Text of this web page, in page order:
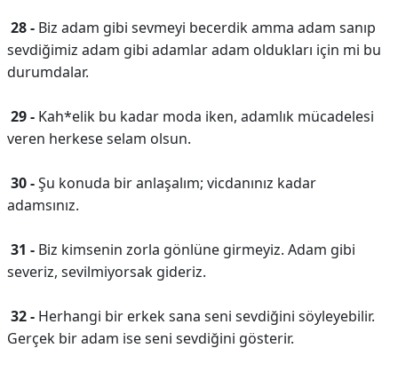
28 - Biz adam gibi sevmeyi becerdik amma adam sanıp
sevdiğimiz adam gibi adamlar adam oldukları için mi bu
durumdalar.
29 - Kah*elik bu kadar moda iken, adamlık mücadelesi
veren herkese selam olsun.
30 -Şu konuda bir anlaşalım; vicdanınız kadar
adamsınız.
31 - Biz kimsenin zorla gönlüne girmeyiz. Adam gibi
severiz, sevilmiyorsak gideriz.
32 - Herhangi bir erkek sana seni sevdiğini söyleyebilir.
Gerçek bir adam ise seni sevdiğini gösterir.